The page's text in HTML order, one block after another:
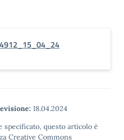
18.04.2024
specificato, questo articolo è
Creative Commons